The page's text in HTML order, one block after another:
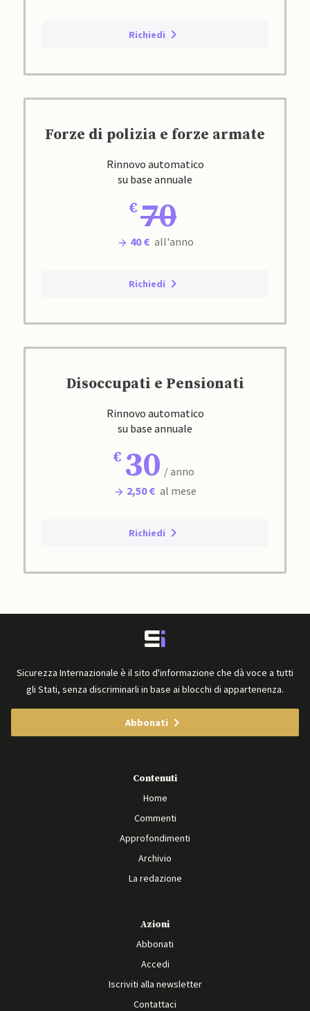
Richiedi
Forze di polizia e forze armate
Rinnovo automatico
su base annuale
70
40 € all'anno
Richiedi
Disoccupati e Pensionati
Rinnovo automatico
su base annuale
30 / anno
2,50 € al mese
Richiedi
Sicurezza Internazionale è il sito d'informazione che dà voce a tutti
gli Stati, senza discriminarli in base ai blocchi di appartenenza.
Abbonati
Contenuti
Home
Commenti
Approfondimenti
Archivio
La redazione
Azioni
Abbonati
Accedi
Iscriviti alla newsletter
Contattaci